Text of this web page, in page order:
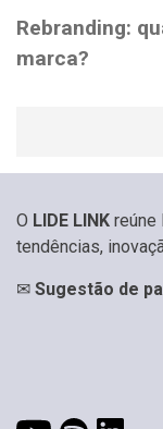
Rebranding:
marca?
O LIDE LINK reúne
tendências,
✉ Sugestão de